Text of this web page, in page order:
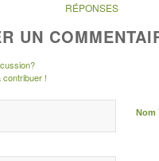
RÉPONSES
UN
contribuer !
Nom